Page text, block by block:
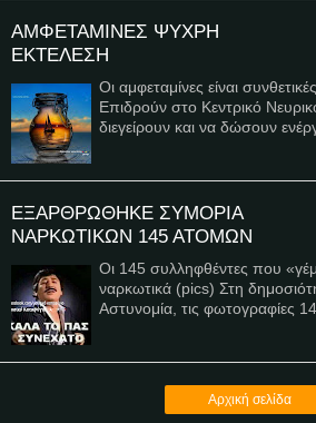
ΑΜΦΕΤΑΜΙΝΕΣ ΨΥΧΡΗ
ΕΚΤΕΛΕΣΗ
Οι αμφεταμίνες είναι
Επιδρούν στο Κεντρικό
διεγείρουν και να δώσουν
ΕΞΑΡΘΡΩΘΗΚΕ ΣΥΜΟΡΙΑ
ΝΑΡΚΩΤΙΚΩΝ 145 ΑΤΟΜΩΝ
Οι 145 συλληφθέντες που
ναρκωτικά (pics) Στη
Αστυνομία, τις φωτογραφίες
Αρχική σελίδα